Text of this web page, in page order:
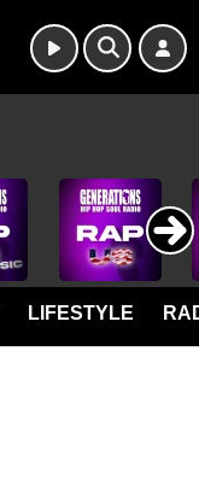
LIFESTYLE